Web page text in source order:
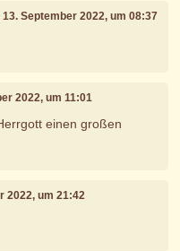
13. September 2022, um 08:37
2022, um 11:01
einen großen
2022, um 21:42